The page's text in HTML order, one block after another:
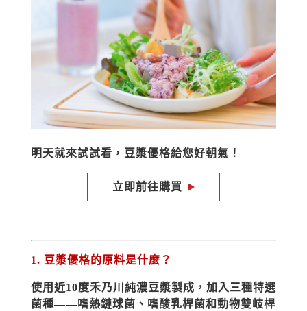
明天就來試試看，豆漿優格給您好朝氣！
立即前往購買
1. 豆漿優格的原料是什麼？
使用近10度禾乃川純濃豆漿製成，加入三種特選
菌種——嗜熱鏈球菌、嗜酸乳桿菌和動物雙岐桿